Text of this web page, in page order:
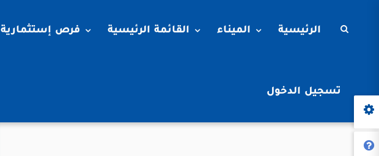
الرئيسية الميناء القائمة الرئيسية فرص إستثمارية
تسجيل الدخول